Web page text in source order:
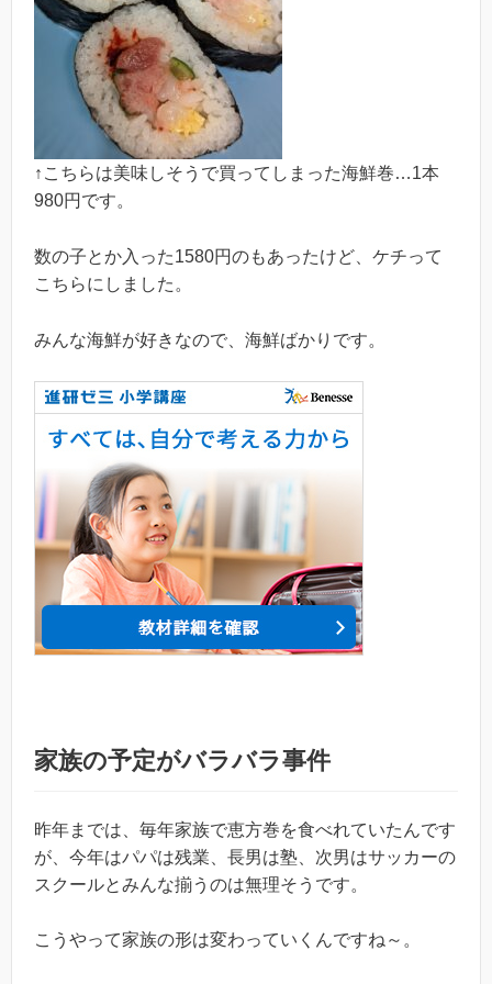
↑こちらは美味しそうで買ってしまった海鮮巻…1本
980円です。
数の子とか入った1580円のもあったけど、ケチって
こちらにしました。
みんな海鮮が好きなので、海鮮ばかりです。
家族の予定がバラバラ事件
昨年までは、毎年家族で恵方巻を食べれていたんです
が、今年はパパは残業、長男は塾、次男はサッカーの
スクールとみんな揃うのは無理そうです。
こうやって家族の形は変わっていくんですね～。